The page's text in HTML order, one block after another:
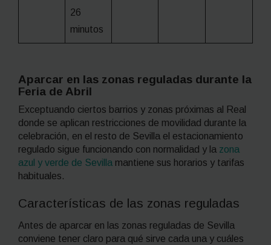
26
minutos
Aparcar en las zonas reguladas durante la
Feria de Abril
Exceptuando ciertos barrios y zonas próximas al Real
donde se aplican restricciones de movilidad durante la
celebración, en el resto de Sevilla el estacionamiento
regulado sigue funcionando con normalidad y la zona
azul y verde de Sevilla mantiene sus horarios y tarifas
habituales.
Características de las zonas reguladas
Antes de aparcar en las zonas reguladas de Sevilla
conviene tener claro para qué sirve cada una y cuáles